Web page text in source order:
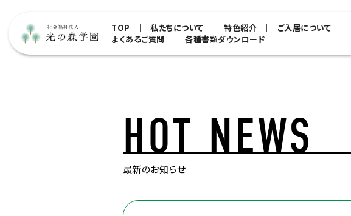
TOP 私たちについて 特色紹介 ご入居について
よくあるご質問
各種書類ダウンロード
HOT NEWS
最新のお知らせ